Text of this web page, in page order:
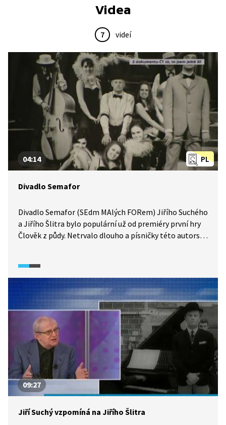
Videa
7 videí
PL
04:14
Divadlo Semafor
Divadlo Semafor (SEdm MAlých FORem) Jiřího Suchého
a Jiřího Šlitra bylo populární už od premiéry první hry
Člověk z půdy. Netrvalo dlouho a písničky této autorské
09:27
Jiří Suchý vzpomíná na Jiřího Šlitra